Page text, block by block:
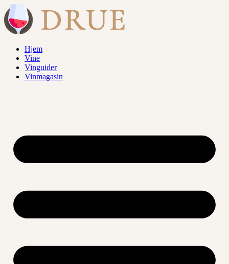
Videre
til
indhold
Hjem
Vine
Vinguider
Vinmagasin